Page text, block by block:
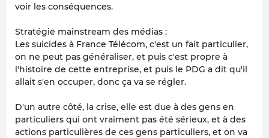
voir les conséquences.
Stratégie mainstream des médias :
Les suicides à France Télécom, c'est un fait particulier,
on ne peut pas généraliser, et puis c'est propre à
l'histoire de cette entreprise, et puis le PDG a dit qu'il
allait s'en occuper, donc ça va se régler.
D'un autre côté, la crise, elle est due à des gens en
particuliers qui ont vraiment pas été sérieux, et à des
actions particulières de ces gens particuliers, et on va